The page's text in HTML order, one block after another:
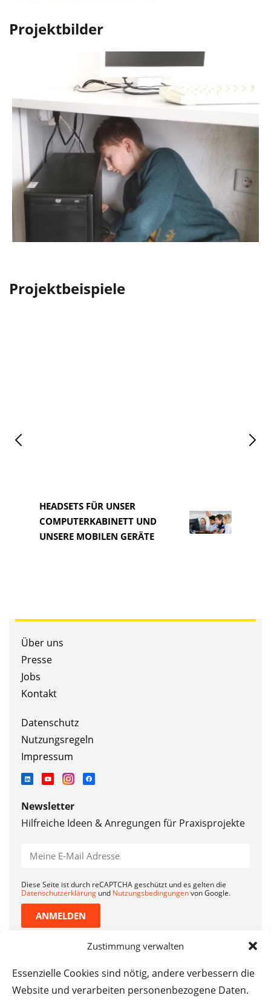
Zustimmung verwalten
Essenzielle Cookies sind nötig, andere verbessern die
Website und verarbeiten personenbezogene Daten.
Projektbilder
Projektbeispiele
HEADSETS FÜR UNSER
COMPUTERKABINETT UND
UNSERE MOBILEN GERÄTE
Über uns
Presse
Jobs
Kontakt
Datenschutz
Nutzungsregeln
Impressum
Newsletter
Hilfreiche Ideen & Anregungen für Praxisprojekte
Diese Seite ist durch reCAPTCHA geschützt und es gelten die
Datenschutzerklärung und Nutzungsbedingungenvon Google.
ANMELDEN